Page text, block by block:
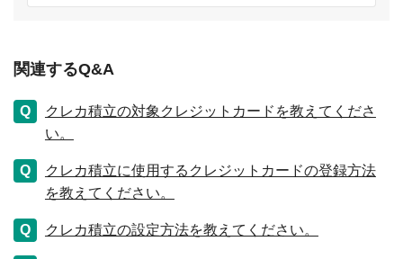
関連するQ&A
クレカ積立の対象クレジットカードを教えてくださ
い。
クレカ積立に使用するクレジットカードの登録方法
を教えてください。
クレカ積立の設定方法を教えてください。